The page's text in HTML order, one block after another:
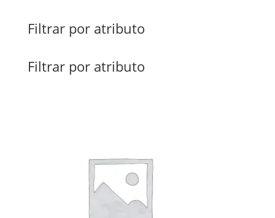
$ 129.000
Filtrar por atributo
Filtrar por atributo